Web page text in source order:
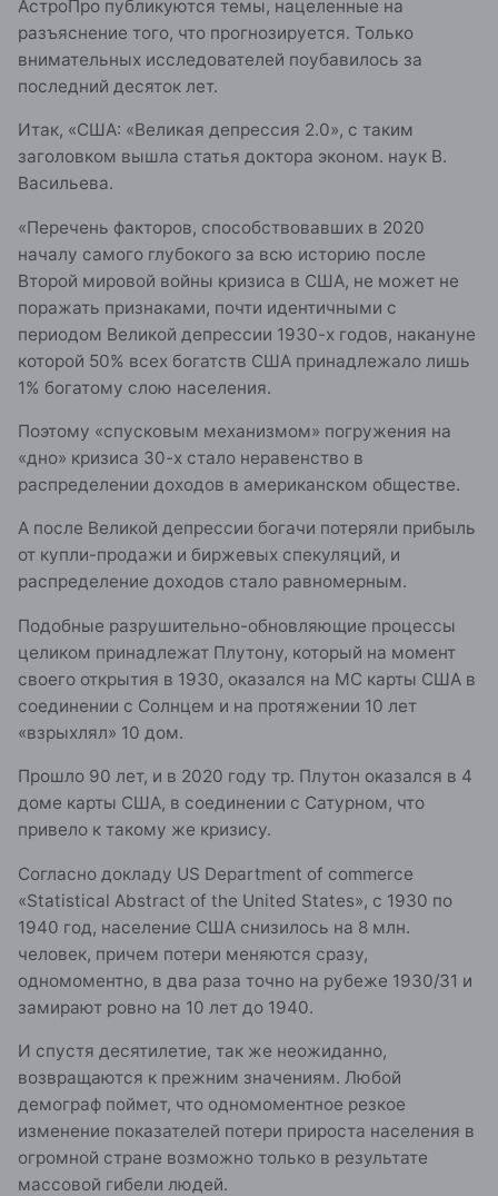
АстроПро публикуются темы, нацеленные на
разъяснение того, что прогнозируется. Только
внимательных исследователей поубавилось за
последний десяток лет.
Итак, «США: «Великая депрессия 2.0», с таким
заголовком вышла статья доктора эконом. наук В.
Васильева.
«Перечень факторов, способствовавших в 2020
началу самого глубокого за всю историю после
Второй мировой войны кризиса в США, не может не
поражать признаками, почти идентичными с
периодом Великой депрессии 1930-х годов, накануне
которой 50% всех богатств США принадлежало лишь
1% богатому слою населения.
Поэтому «спусковым механизмом» погружения на
«дно» кризиса 30-х стало неравенство в
распределении доходов в американском обществе.
А после Великой депрессии богачи потеряли прибыль
от купли-продажи и биржевых спекуляций, и
распределение доходов стало равномерным.
Подобные разрушительно-обновляющие процессы
целиком принадлежат Плутону, который на момент
своего открытия в 1930, оказался на МС карты США в
соединении с Солнцем и на протяжении 10 лет
«взрыхлял» 10 дом.
Прошло 90 лет, и в 2020 году тр. Плутон оказался в 4
доме карты США, в соединении с Сатурном, что
привело к такому же кризису.
Согласно докладу US Department of commerce
«Statistical Abstract of the United States», с 1930 по
1940 год, население США снизилось на 8 млн.
человек, причем потери меняются сразу,
одномоментно, в два раза точно на рубеже 1930/31 и
замирают ровно на 10 лет до 1940.
И спустя десятилетие, так же неожиданно,
возвращаются к прежним значениям. Любой
демограф поймет, что одномоментное резкое
изменение показателей потери прироста населения в
огромной стране возможно только в результате
массовой гибели людей.